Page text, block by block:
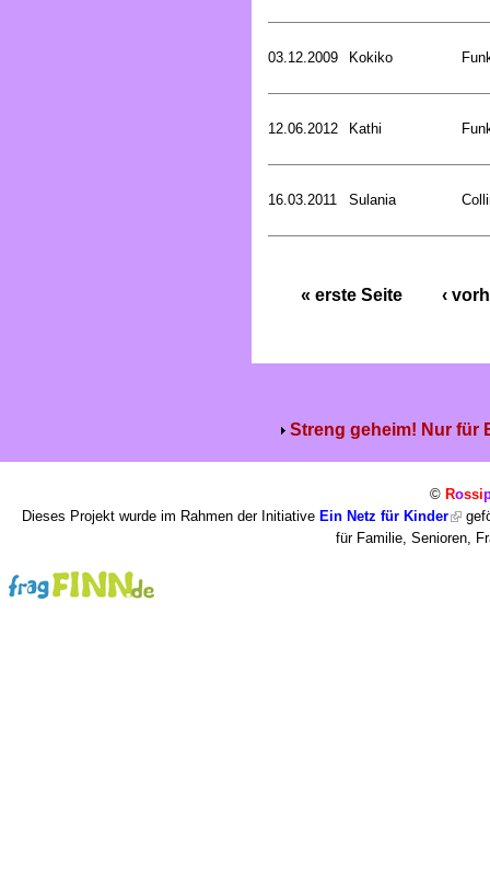
03.12.2009 Kokiko
12.06.2012 Kathi
16.03.2011 Sulania
« erste Seite ‹
Streng geheim! Nur für
© Rossi
Dieses Projekt wurde im Rahmen der Initiative Ein Netz für Kinder
für Familie, Senioren,